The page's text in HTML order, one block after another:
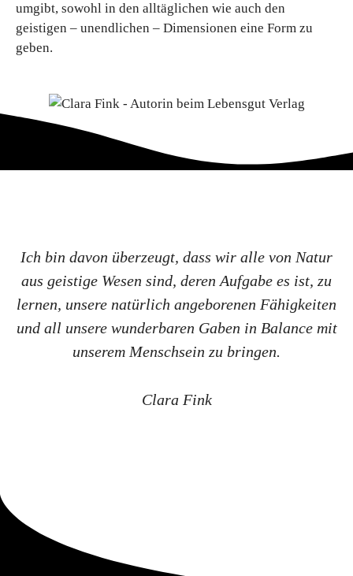
umgibt, sowohl in den alltäglichen wie auch den
geistigen – unendlichen – Dimensionen eine Form zu
geben.
Ich bin davon überzeugt, dass wir alle von Natur
aus geistige Wesen sind, deren Aufgabe es ist, zu
lernen, unsere natürlich angeborenen Fähigkeiten
und all unsere wunderbaren Gaben in Balance mit
unserem Menschsein zu bringen.
Clara Fink